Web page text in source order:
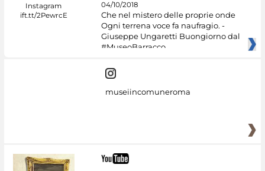
04/10/2018
Che nel mistero delle proprie onde
Ogni terrena voce fa naufragio. -
Giuseppe Ungaretti Buongiorno dal
#MuseoBarracco
museiincomuneroma